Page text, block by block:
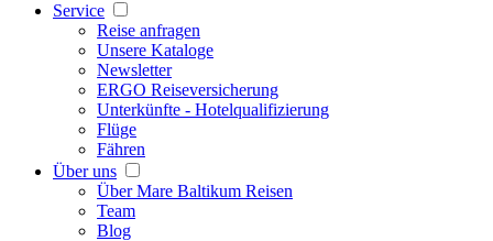
Service
Reise anfragen
Unsere Kataloge
Newsletter
ERGO Reiseversicherung
Unterkünfte - Hotelqualifizierung
Flüge
Fähren
Über uns
Über Mare Baltikum Reisen
Team
Blog